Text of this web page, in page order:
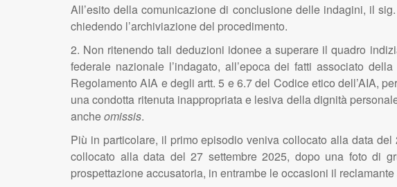
All’esito della comunicazione di conclusione delle indagini, il sig.
chiedendo l’archiviazione del procedimento.
2. Non ritenendo tali deduzioni idonee a superare il quadro
federale nazionale l’indagato, all’epoca dei fatti associato
Regolamento AIA e degli artt. 5 e 6.7 del Codice etico dell’AIA,
una condotta ritenuta inappropriata e lesiva della dignità
ancheomissis.
Più in particolare, il primo episodio veniva collocato alla data
collocato alla data del 27 settembre 2025, dopo una foto di
prospettazione accusatoria, in entrambe le occasioni il